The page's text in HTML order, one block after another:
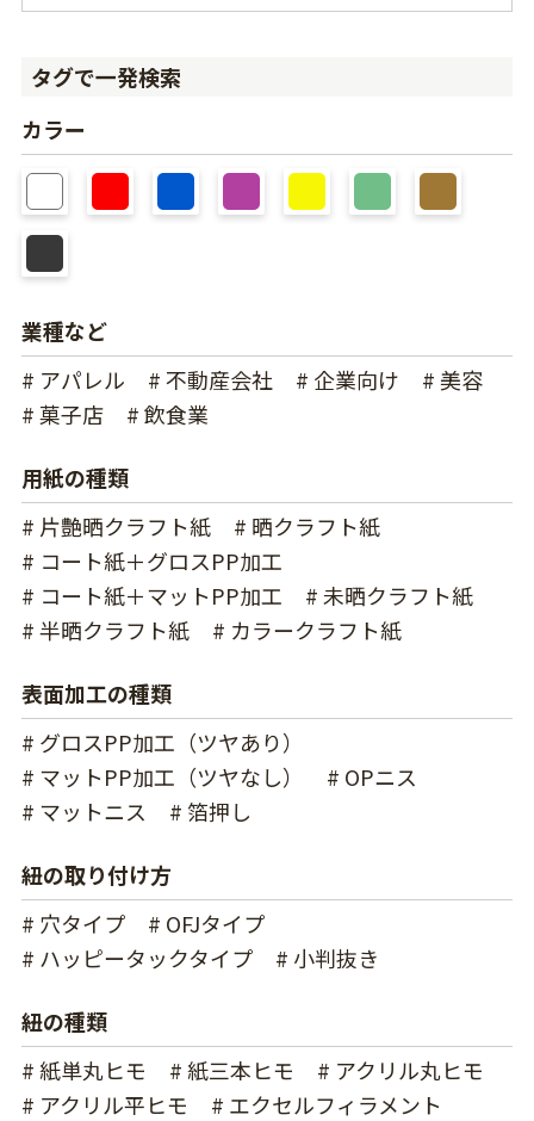
タグで一発検索
カラー
業種など
# アパレル
# 不動産会社 # 企業向け
# 美容
# 菓子店
# 飲食業
用紙の種類
# 片艶晒クラフト紙
# 晒クラフト紙
# コート紙＋グロスPP加工
# コート紙＋マットPP加工
# 未晒クラフト紙
# 半晒クラフト紙
# カラークラフト紙
表面加工の種類
# グロスPP加工（ツヤあり）
# マットPP加工（ツヤなし）
# OPニス
# マットニス
# 箔押し
紐の取り付け方
# 穴タイプ
# OFJタイプ
# ハッピータックタイプ
# 小判抜き
紐の種類
# 紙単丸ヒモ
# 紙三本ヒモ
# アクリル丸ヒモ
# アクリル平ヒモ
# エクセルフィラメント